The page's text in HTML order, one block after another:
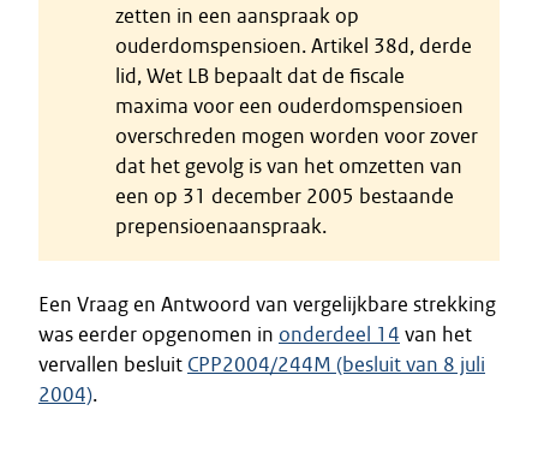
zetten in een aanspraak op
ouderdomspensioen. Artikel 38d, derde
lid, Wet LB bepaalt dat de fiscale
maxima voor een ouderdomspensioen
overschreden mogen worden voor zover
dat het gevolg is van het omzetten van
een op 31 december 2005 bestaande
prepensioenaanspraak.
Een Vraag en Antwoord van vergelijkbare strekking
was eerder opgenomen in onderdeel 14 van het
vervallen besluit CPP2004/244M (besluit van 8 juli
2004).